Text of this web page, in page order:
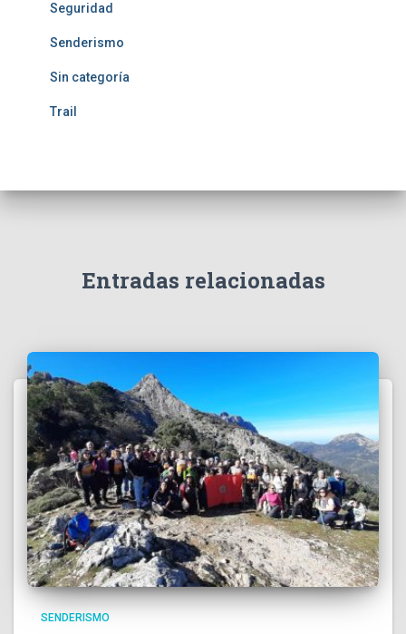
Seguridad
Senderismo
Sin categoría
Trail
Entradas relacionadas
SENDERISMO